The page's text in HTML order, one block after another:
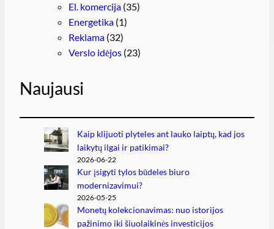
El. komercija (35)
Energetika (1)
Reklama (32)
Verslo idėjos (23)
Naujausi
Kaip klijuoti plyteles ant lauko laiptų, kad jos
laikytų ilgai ir patikimai?
2026-06-22
Kur įsigyti tylos būdeles biuro
modernizavimui?
2026-05-25
Monetų kolekcionavimas: nuo istorijos
pažinimo iki šiuolaikinės investicijos